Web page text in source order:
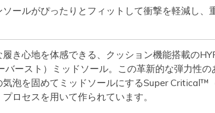
ールがぴったりとフィットして衝撃を軽減し、
き心地を体感できる、クッション機能搭載の
ースト）ミッドソール。この革新的な弾力性の
気泡を固めてミッドソールにするSuper Critical™
ロセスを用いて作られています。